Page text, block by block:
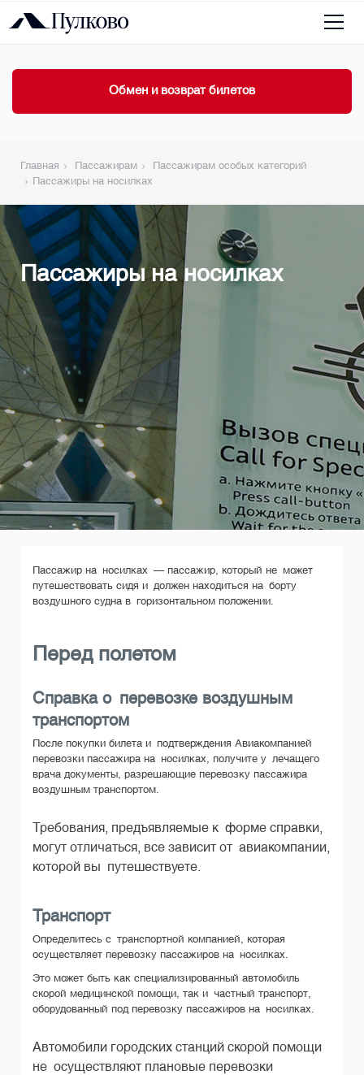
Обмен и возврат билетов
Главная Пассажирам
Пассажирам особых категорий
Пассажиры на носилках
Пассажиры на носилках
Пассажир на носилках — пассажир, который не может
путешествовать сидя и должен находиться на борту
воздушного судна в горизонтальном положении.
Перед полетом
Справка о перевозке воздушным
транспортом
После покупки билета и подтверждения Авиакомпанией
перевозки пассажира на носилках, получите у лечащего
врача документы, разрешающие перевозку пассажира
воздушным транспортом.
Требования, предъявляемые к форме справки,
могут отличаться, все зависит от авиакомпании,
которой вы путешествуете.
Транспорт
Определитесь с транспортной компанией, которая
осуществляет перевозку пассажиров на носилках.
Это может быть как специализированный автомобиль
скорой медицинской помощи, так и частный транспорт,
оборудованный под перевозку пассажиров на носилках.
Автомобили городских станций скорой помощи
не осуществляют плановые перевозки